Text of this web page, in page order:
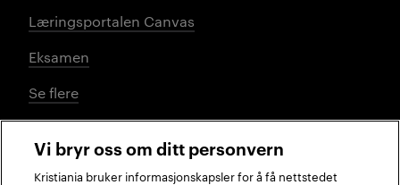
Læringsportalen Canvas
Eksamen
Se flere
Sosiale medier
Vi bryr oss om ditt personvern
Kristiania bruker informasjonskapsler for å få nettstedet